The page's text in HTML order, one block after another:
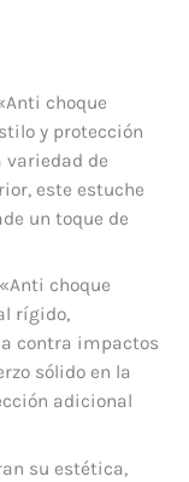
choque
y protección
variedad de
este estuche
un toque de
choque
rígido,
contra impactos
sólido en la
adicional
su estética,